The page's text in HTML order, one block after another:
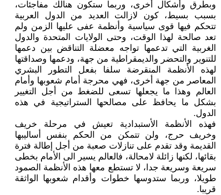
وبطرق وأشكال أخرى، وربما ستكون هنالك مفاجئات،
بسبب بسيط، كون لازالت العديد من الدول العربية
تتحكم فيها قوى سياسية وأنظمة عفى عليها الزمن ولم
تعد صالحة لهذا الوقت، وحتى الولايات المتحدة والدول
الغربية التي تدعمها تواجه معضلة التناقض بين دعمها
للتنوير والتحضر والديمقراطية من جهة، ودعمها وصداقتها
لهذه الأنظمة المنقرضة سلفا بفعل التطور البشري
المعاصر من جهة أخرى، فهي محرجة أمام شعوبها وأمام
العالم وهذا ما يجعلها تسعى للضغط من أجل التغيير
بشكل ما يحافظ على مصالحها الستراتيجية في هذه
الدول.
فهذه الأنظمة الأستبدادية تعيش في مرحلة خريف
وخريف حرج، ولن تتمكن من الحكم بنفس أساليبها
القديمة وقد تقدم على تنازلات صعبة من أجل إطالة فترة
بقائها، لكنها زائلة لامحالة، فالعالم يسير الى الأمام بخطى
سريعة وسريعة جدا، لا تستطع معها هذه الأنظمة الصمود
طويلا، وربما ستدوسها خطوات وأقدام شعوبها الواثقة
قريبا.